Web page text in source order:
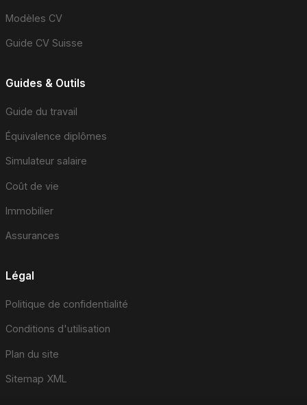
Modèles CV
Guide CV Suisse
Guides & Outils
Guide du travail
Équivalence diplômes
Simulateur salaire
Coût de vie
Immobilier
Assurances
Légal
Politique de confidentialité
Conditions d'utilisation
Plan du site
Sitemap XML